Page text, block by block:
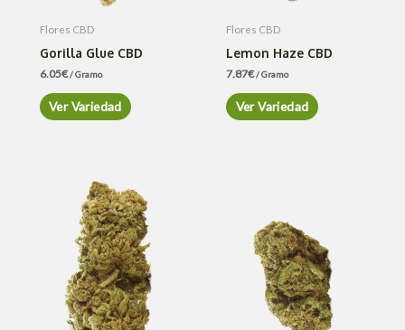
Flores CBD
Gorilla Glue CBD
6.05€/ Gramo
Ver Variedad
Flores CBD
Lemon Haze CBD
7.87€/ Gramo
Ver Variedad